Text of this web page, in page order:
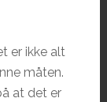
er ikke alt
måten.
at det er